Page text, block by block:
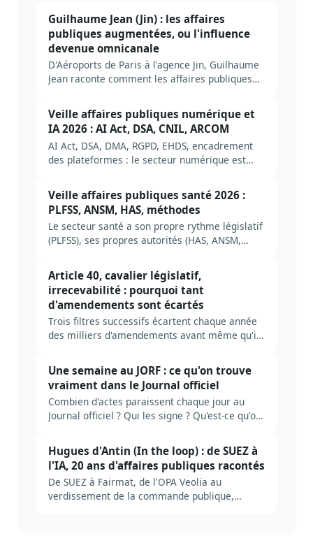
Guilhaume Jean (Jin) : les affaires
publiques augmentées, ou l'influence
devenue omnicanale
D'Aéroports de Paris à l'agence Jin, Guilhaume
Jean raconte comment les affaires publiques
dirigeant ambassadeur, IA et préparation de
2027.
Veille affaires publiques numérique et
IA 2026 : AI Act, DSA, CNIL, ARCOM
AI Act, DSA, DMA, RGPD, EHDS, encadrement
des plateformes : le secteur numérique est
complète pour construire une veille AP
numérique et IA en 2026, avec autorités,
sources et erreurs typiques.
Veille affaires publiques santé 2026 :
PLFSS, ANSM, HAS, méthodes
Le secteur santé a son propre rythme législatif
(PLFSS), ses propres autorités (HAS, ANSM,
pour construire une veille AP santé efficace en
2026, avec les acteurs à suivre, les sources
prioritaires et les erreurs à éviter.
Article 40, cavalier législatif,
irrecevabilité : pourquoi tant
d'amendements sont écartés
Trois filtres successifs écartent chaque année
des milliers d'amendements avant même qu'ils
avec le texte, qualité légistique. Décodage des
règles, des seuils tolérés, et de ce que ça
change pour qui veut peser sur la loi.
Une semaine au JORF : ce qu'on trouve
vraiment dans le Journal officiel
Combien d'actes paraissent chaque jour au
Journal officiel ? Qui les signe ? Qu'est-ce qu'on
dans la mécanique réelle du JORF, et ce qu'il
faut industrialiser pour ne pas se noyer.
Hugues d'Antin (In the loop) : de SUEZ à
l'IA, 20 ans d'affaires publiques racontés
De SUEZ à Fairmat, de l'OPA Veolia au
verdissement de la commande publique,